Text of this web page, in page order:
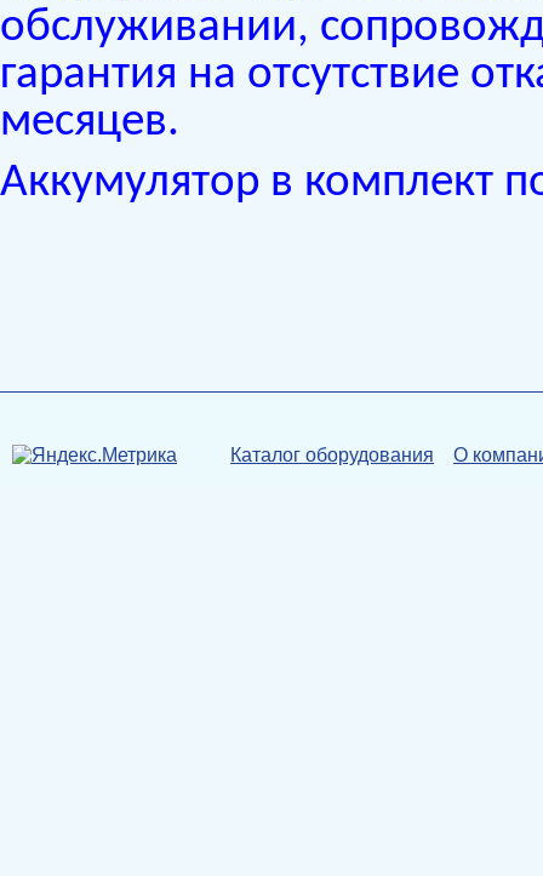
обслуживании,
гарантия на отсутствие
месяцев.
Аккумулятор в комплект
Каталог оборудования О